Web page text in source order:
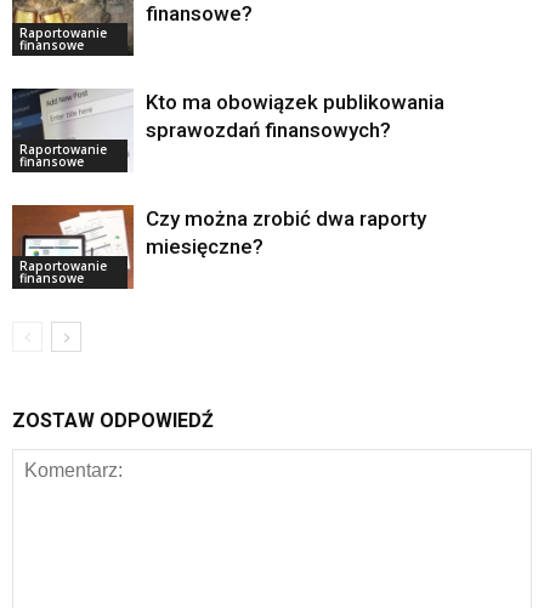
Raportowanie
finansowe
finansowe?
Raportowanie
finansowe
Kto ma obowiązek publikowania
sprawozdań finansowych?
Raportowanie
finansowe
Czy można zrobić dwa raporty
miesięczne?
ZOSTAW ODPOWIEDŹ